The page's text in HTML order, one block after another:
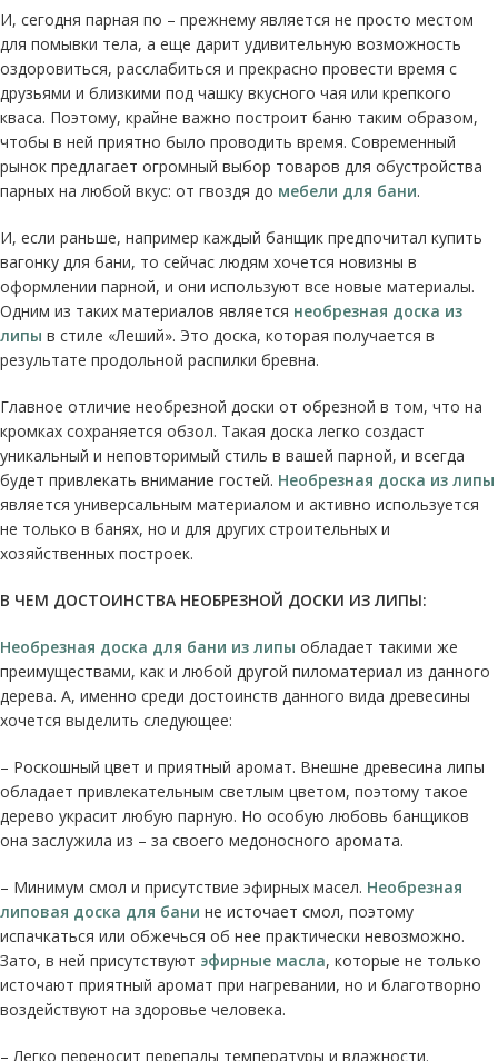
И, сегодня парная по – прежнему является не просто местом
для помывки тела, а еще дарит удивительную возможность
оздоровиться, расслабиться и прекрасно провести время с
друзьями и близкими под чашку вкусного чая или крепкого
кваса. Поэтому, крайне важно построит баню таким образом,
чтобы в ней приятно было проводить время. Современный
рынок предлагает огромный выбор товаров для обустройства
парных на любой вкус: от гвоздя до мебели для бани.
И, если раньше, например каждый банщик предпочитал купить
вагонку для бани, то сейчас людям хочется новизны в
оформлении парной, и они используют все новые материалы.
Одним из таких материалов является необрезная доска из
липы в стиле «Леший». Это доска, которая получается в
результате продольной распилки бревна.
Главное отличие необрезной доски от обрезной в том, что на
кромках сохраняется обзол. Такая доска легко создаст
уникальный и неповторимый стиль в вашей парной, и всегда
будет привлекать внимание гостей. Необрезная доска из липы
является универсальным материалом и активно используется
не только в банях, но и для других строительных и
хозяйственных построек.
В ЧЕМ ДОСТОИНСТВА НЕОБРЕЗНОЙ ДОСКИ ИЗ ЛИПЫ:
Необрезная доска для бани из липы обладает такими же
преимуществами, как и любой другой пиломатериал из данного
дерева. А, именно среди достоинств данного вида древесины
хочется выделить следующее:
– Роскошный цвет и приятный аромат. Внешне древесина липы
обладает привлекательным светлым цветом, поэтому такое
дерево украсит любую парную. Но особую любовь банщиков
она заслужила из – за своего медоносного аромата.
– Минимум смол и присутствие эфирных масел. Необрезная
липовая доска для бани не источает смол, поэтому
испачкаться или обжечься об нее практически невозможно.
Зато, в ней присутствуют эфирные масла, которые не только
источают приятный аромат при нагревании, но и благотворно
воздействуют на здоровье человека.
– Легко переносит перепады температуры и влажности.